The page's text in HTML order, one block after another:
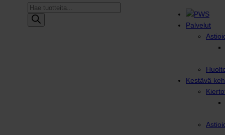
Products
search
Palvelut
Kestävä